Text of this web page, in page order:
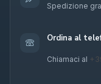
Spedizione
Ordina al
Chiamaci al